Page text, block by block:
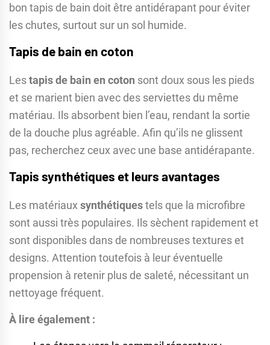
bon tapis de bain doit être antidérapant pour éviter
les chutes, surtout sur un sol humide.
Tapis de bain en coton
Lestapis de bain en coton sont doux sous les pieds
et se marient bien avec des serviettes du même
matériau. Ils absorbent bien l’eau, rendant la sortie
de la douche plus agréable. Afin qu’ils ne glissent
pas, recherchez ceux avec une base antidérapante.
Tapis synthétiques et leurs avantages
Les matériaux synthétiquestels que la microfibre
sont aussi très populaires. Ils sèchent rapidement et
sont disponibles dans de nombreuses textures et
designs. Attention toutefois à leur éventuelle
propension à retenir plus de saleté, nécessitant un
nettoyage fréquent.
À lire également :